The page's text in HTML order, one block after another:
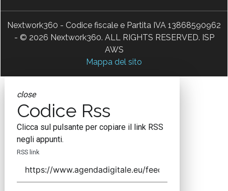
Nextwork360 - Codice fiscale e Partita IVA 13868590962
- © 2026 Nextwork360. ALL RIGHTS RESERVED. ISP
AWS
Mappa del sito
close
Codice Rss
Clicca sul pulsante per copiare il link RSS
negli appunti.
RSS link